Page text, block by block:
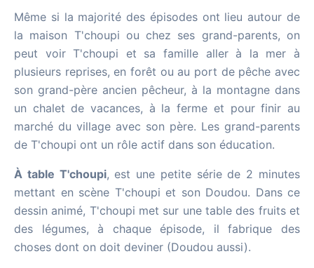
Même si la majorité des épisodes ont lieu autour de
la maison T'choupi ou chez ses grand-parents, on
peut voir T'choupi et sa famille aller à la mer à
plusieurs reprises, en forêt ou au port de pêche avec
son grand-père ancien pêcheur, à la montagne dans
un chalet de vacances, à la ferme et pour finir au
marché du village avec son père. Les grand-parents
de T'choupi ont un rôle actif dans son éducation.
À table T'choupi, est une petite série de 2 minutes
mettant en scène T'choupi et son Doudou. Dans ce
dessin animé, T'choupi met sur une table des fruits et
des légumes, à chaque épisode, il fabrique des
choses dont on doit deviner (Doudou aussi).